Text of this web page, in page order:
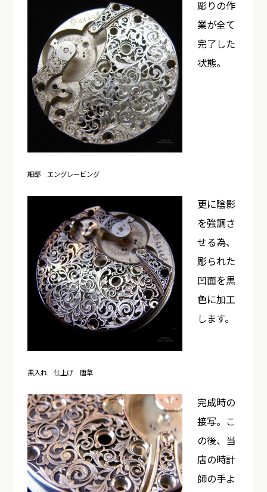
細部 エングレービング
彫りの作
業が全て
完了した
状態。
黒入れ 仕上げ 唐草
更に陰影
を強調さ
せる為、
彫られた
凹面を黒
色に加工
します。
完成時の
接写。こ
の後、当
店の時計
師の手よ